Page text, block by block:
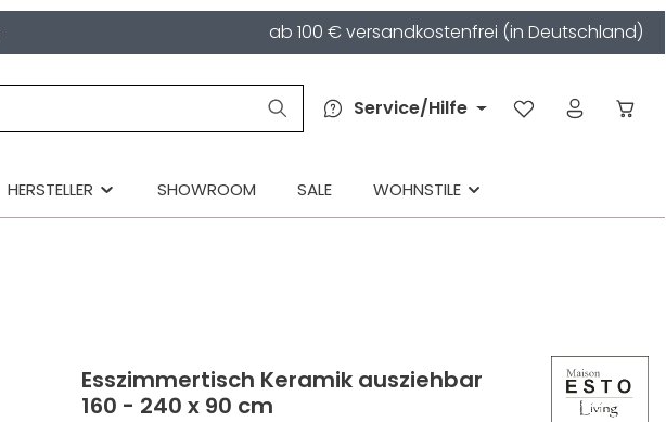
ab 100 € versandkostenfrei (in Deutschland)
Service/Hilfe
HERSTELLER SHOWROOM SALE WOHNSTILE
Esszimmertisch Keramik ausziehbar
160 - 240 x 90 cm